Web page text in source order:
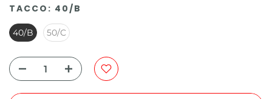
TACCO: 40/B
40/B 50/C